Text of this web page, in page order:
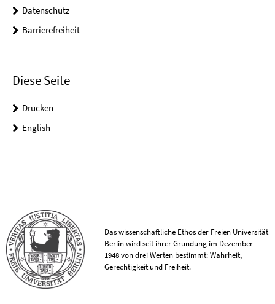
Datenschutz
Barrierefreiheit
Diese Seite
Drucken
English
Das wissenschaftliche Ethos der Freien Universität
Berlin wird seit ihrer Gründung im Dezember
1948 von drei Werten bestimmt: Wahrheit,
Gerechtigkeit und Freiheit.